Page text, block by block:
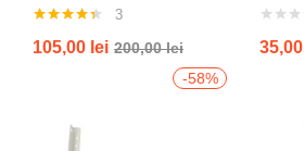
4.33din 5
3
105,00 lei 200,00lei 35,00
-58%